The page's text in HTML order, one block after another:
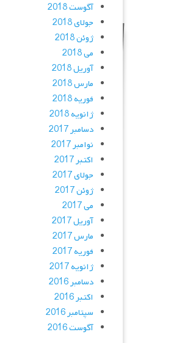
آگوست 2018
جولای 2018
ژوئن 2018
می 2018
آوریل 2018
مارس 2018
فوریه 2018
ژانویه 2018
دسامبر 2017
نوامبر 2017
اکتبر 2017
جولای 2017
ژوئن 2017
می 2017
آوریل 2017
مارس 2017
فوریه 2017
ژانویه 2017
دسامبر 2016
اکتبر 2016
سپتامبر 2016
آگوست 2016